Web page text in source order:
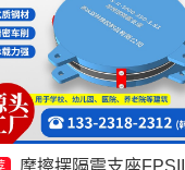
摩擦摆隔震支座